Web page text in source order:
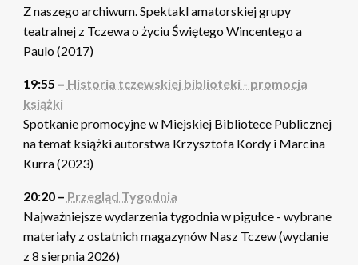
Z naszego archiwum. Spektakl amatorskiej grupy
teatralnej z Tczewa o życiu Świętego Wincentego a
Paulo (2017)
19:55 – Historia tczewskiej biblioteki - promocja
książki
Spotkanie promocyjne w Miejskiej Bibliotece Publicznej
na temat książki autorstwa Krzysztofa Kordy i Marcina
Kurra (2023)
20:20 – Przegląd Tygodnia
Najważniejsze wydarzenia tygodnia w pigułce - wybrane
materiały z ostatnich magazynów Nasz Tczew (wydanie
z 8 sierpnia 2026)